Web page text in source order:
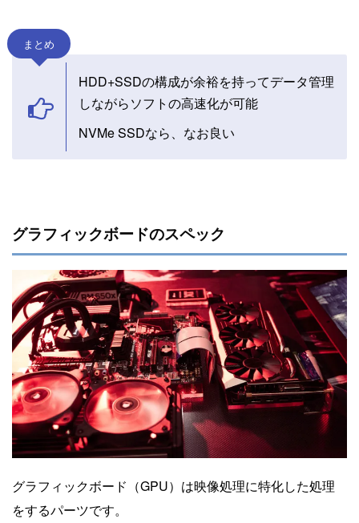
まとめ
HDD+SSDの構成が余裕を持ってデータ管理
しながらソフトの高速化が可能
NVMe SSDなら、なお良い
グラフィックボードのスペック
グラフィックボード（GPU）は映像処理に特化した処理
をするパーツです。